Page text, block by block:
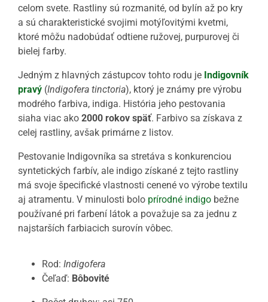
celom svete. Rastliny sú rozmanité, od bylín až po kry
a sú charakteristické svojimi motýľovitými kvetmi,
ktoré môžu nadobúdať odtiene ružovej, purpurovej či
bielej farby.
Jedným z hlavných zástupcov tohto rodu je Indigovník
pravý (Indigofera tinctoria), ktorý je známy pre výrobu
modrého farbiva, indiga. História jeho pestovania
siaha viac ako 2000 rokov späť. Farbivo sa získava z
celej rastliny, avšak primárne z listov.
Pestovanie Indigovníka sa stretáva s konkurenciou
syntetických farbív, ale indigo získané z tejto rastliny
má svoje špecifické vlastnosti cenené vo výrobe textilu
aj atramentu. V minulosti bolo prírodné indigo bežne
používané pri farbení látok a považuje sa za jednu z
najstarších farbiacich surovín vôbec.
Rod: Indigofera
Čeľaď: Bôbovité